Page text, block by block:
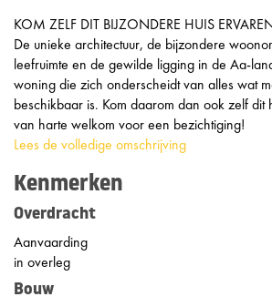
KOM ZELF DIT BIJZONDERE HUIS
De unieke architectuur, de bijzondere
leefruimte en de gewilde ligging in de Aa-
woning die zich onderscheidt van alles wat
beschikbaar is. Kom daarom dan ook zelf dit
van harte welkom voor een bezichtiging!
Lees de volledige omschrijving
Kenmerken
Overdracht
Aanvaarding
in overleg
Bouw